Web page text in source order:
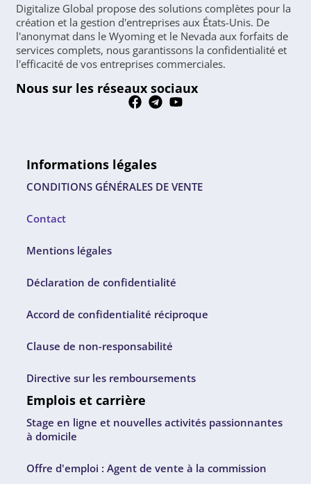
Digitalize Global propose des solutions complètes pour la
création et la gestion d'entreprises aux États-Unis. De
l'anonymat dans le Wyoming et le Nevada aux forfaits de
services complets, nous garantissons la confidentialité et
l'efficacité de vos entreprises commerciales.
Nous sur les réseaux sociaux
Informations légales
CONDITIONS GÉNÉRALES DE VENTE
Contact
Mentions légales
Déclaration de confidentialité
Accord de confidentialité réciproque
Clause de non-responsabilité
Directive sur les remboursements
Emplois et carrière
Stage en ligne et nouvelles activités passionnantes
à domicile
Offre d'emploi : Agent de vente à la commission